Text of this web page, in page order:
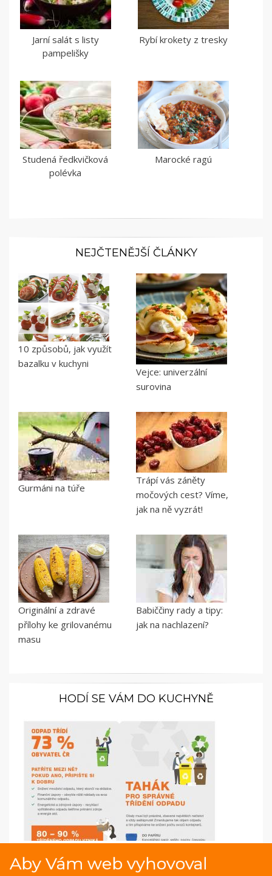
Jarní salát s listy
pampelišky
Rybí krokety z tresky
Studená ředkvičková
polévka
Marocké ragú
NEJČTENĚJŠÍ ČLÁNKY
10 způsobů, jak využít
bazalku v kuchyni
Vejce: univerzální
surovina
Gurmáni na túře
Trápí vás záněty
močových cest? Víme,
jak na ně vyzrát!
Originální a zdravé
přílohy ke grilovanému
masu
Babiččiny rady a tipy:
jak na nachlazení?
HODÍ SE VÁM DO KUCHYNĚ
Infografika: Proč a jak třídit odpad
Aby Vám web vyhovoval